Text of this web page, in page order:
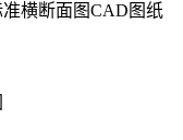
横断面图CAD图纸